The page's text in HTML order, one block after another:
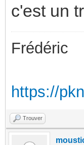
c'est un
Frédéric
https://
Trouver